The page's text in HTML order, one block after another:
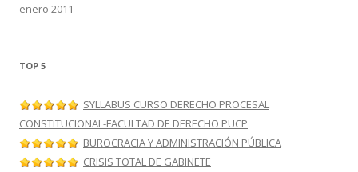
enero 2011
TOP 5
SYLLABUS CURSO DERECHO PROCESAL
CONSTITUCIONAL-FACULTAD DE DERECHO PUCP
BUROCRACIA Y ADMINISTRACIÓN PÚBLICA
CRISIS TOTAL DE GABINETE